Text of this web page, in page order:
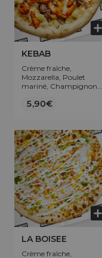
KEBAB
Crème fraîche,
Mozzarella, Poulet
mariné, Champignons,
5,90€
LA BOISEE
Crème fraîche,